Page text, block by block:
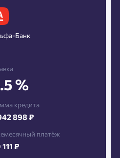
Банк
%
кредита
898 ₽
платёж
₽